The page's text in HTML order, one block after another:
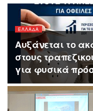
ΕΛΛΑΔΑ
Αυξάνεται το
στους
για φυσικά